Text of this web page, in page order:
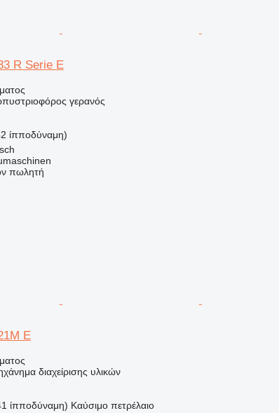
R Serie E
γερανός
ίπποδύναμη)
πωλητή
E
διαχείρισης υλικών
ίπποδύναμη) Καύσιμο πετρέλαιο